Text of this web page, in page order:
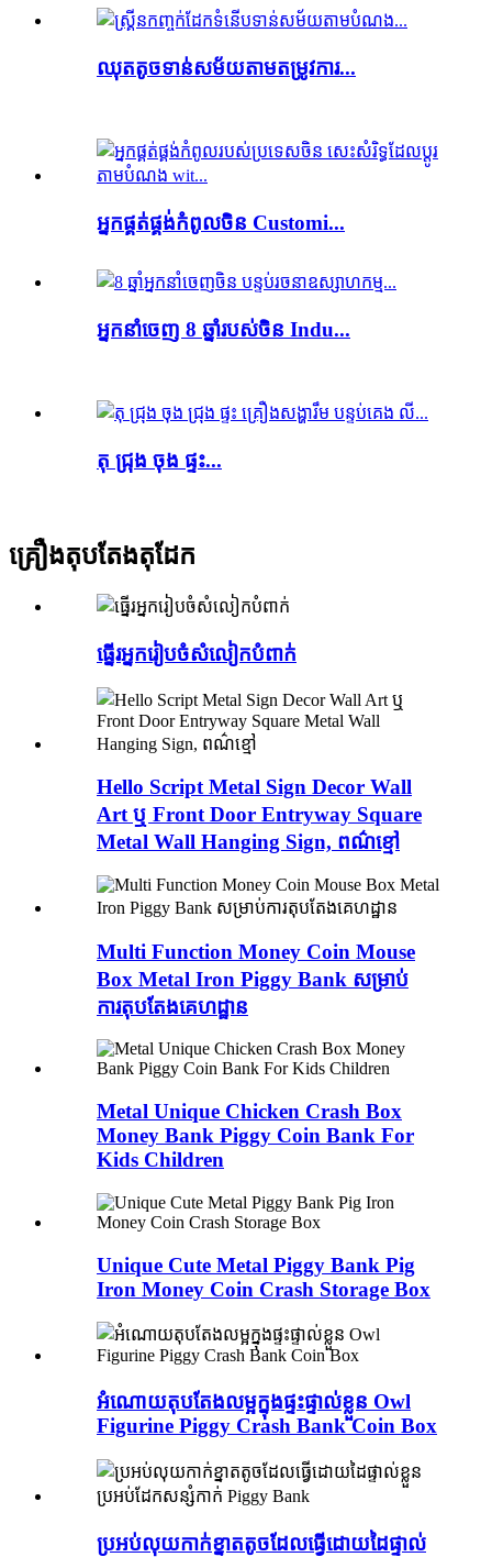
ឈុតតូចទាន់សម័យតាមតម្រូវការ...
អ្នកផ្គត់ផ្គង់កំពូលចិន Customi...
អ្នកនាំចេញ 8 ឆ្នាំរបស់ចិន Indu...
តុ ជ្រុង ចុង ផ្ទះ...
គ្រឿងតុបតែងតុដែក
ធ្នើរអ្នករៀបចំសំលៀកបំពាក់
Hello Script Metal Sign Decor Wall
Art ឬ Front Door Entryway Square
Metal Wall Hanging Sign, ពណ៌ខ្មៅ
Multi Function Money Coin Mouse
Box Metal Iron Piggy Bank សម្រាប់
ការតុបតែងគេហដ្ឋាន
Metal Unique Chicken Crash Box
Money Bank Piggy Coin Bank For
Kids Children
Unique Cute Metal Piggy Bank Pig
Iron Money Coin Crash Storage Box
អំណោយតុបតែងលម្អក្នុងផ្ទះផ្ទាល់ខ្លួន Owl
Figurine Piggy Crash Bank Coin Box
ប្រអប់លុយកាក់ខ្នាតតូចដែលធ្វើដោយដៃផ្ទាល់